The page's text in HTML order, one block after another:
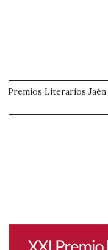
Premios Literarios Jaén